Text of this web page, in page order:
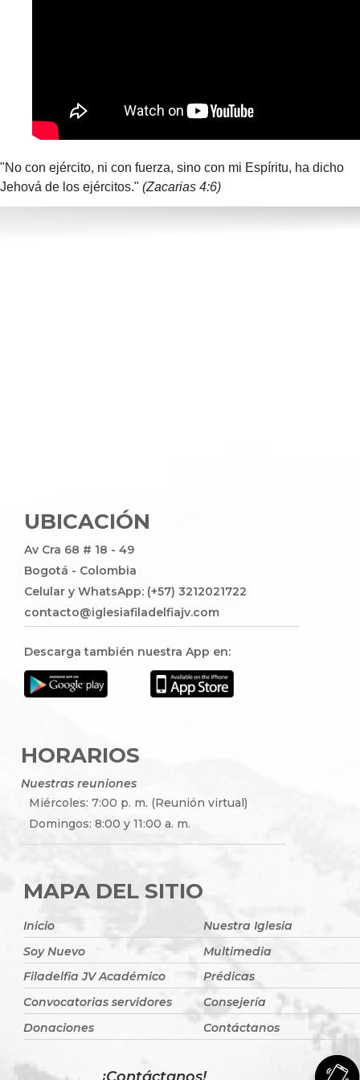
"No con ejército, ni con fuerza, sino con mi Espíritu, ha dicho
Jehová de los ejércitos." (Zacarias 4:6)
UBICACIÓN
Av Cra 68 # 18 - 49
Bogotá - Colombia
Celular y WhatsApp: (+57) 3212021722
contacto@iglesiafiladelfiajv.com
Descarga también nuestra App en:
HORARIOS
Nuestras reuniones
Miércoles: 7:00 p. m. (Reunión virtual)
Domingos: 8:00 y 11:00 a. m.
MAPA DEL SITIO
Inicio
Nuestra Iglesia
Soy Nuevo
Multimedia
Filadelfia JV Académico
Prédicas
Convocatorias servidores
Consejería
Donaciones
Contáctanos